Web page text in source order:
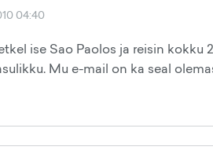
04:40
ise Sao Paolos ja reisin kokku
Mu e-mail on ka seal